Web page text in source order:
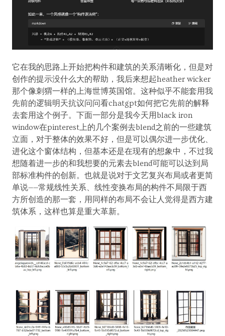
它在我的思路上开始把构件和建筑的关系清晰化，但是对
创作的提示没什么大的帮助，我后来想起heather wicker
那个像刺猬一样的上海世博英国馆。这种似乎不能套用我
先前的逻辑明天抗议问问看chatgpt如何把它先前的解释
去套用这个例子。下面一部分是我今天用black iron
window在pinterest上的几个案例去blend之前的一些建筑
立面，对于整体的效果不好，但是可以偶尔进一步优化、
进化这个窗体结构，但基本还是在现有的想象中，不过我
想随着进一步的和我想要的元素去blend可能可以达到局
部标准构件的创新。也就是说对于文艺复兴布局或者更简
单说——常规线性关系、线性变换布局的构件不局限于西
方所创造的那一套，用同样的布局不会让人觉得是西方建
筑体系，这样也算是重大革新。